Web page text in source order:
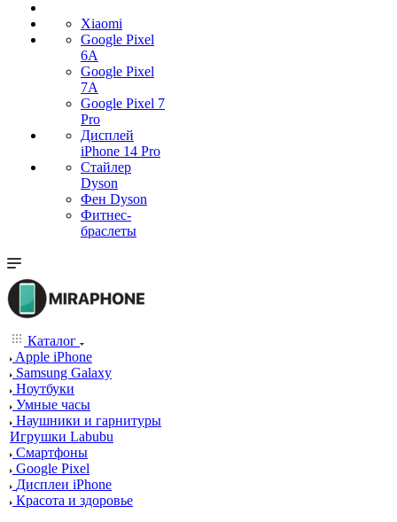
Xiaomi
Google Pixel
6A
Google Pixel
7А
Google Pixel 7
Pro
Дисплей
iPhone 14 Pro
Стайлер
Dyson
Фен Dyson
Фитнес-
браслеты
Каталог
Apple iPhone
Samsung Galaxy
Ноутбуки
Умные часы
Наушники и гарнитуры
Игрушки Labubu
Смартфоны
Google Pixel
Дисплеи iPhone
Красота и здоровье